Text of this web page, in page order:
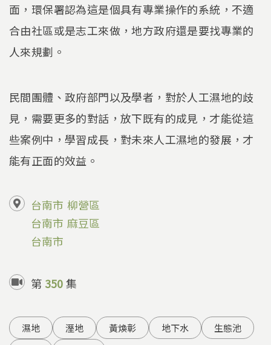
面，環保署認為這是個具有專業操作的系統，不適
合由社區或是志工來做，地方政府還是要找專業的
人來規劃。
民間團體、政府部門以及學者，對於人工濕地的歧
見，需要更多的對話，放下既有的成見，才能從這
些案例中，學習成長，對未來人工濕地的發展，才
能有正面的效益。
台南市 柳營區
台南市 麻豆區
台南市
第 350集
濕地 溼地 黃煥彰 地下水
生態池